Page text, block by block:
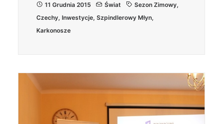
11 Grudnia 2015 Świat Sezon Zimowy,
Czechy, Inwestycje, Szpindlerowy Młyn,
Karkonosze